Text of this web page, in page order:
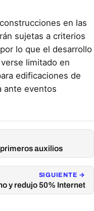
en las
sujetas a criterios
lo que el desarrollo
limitado en
edificaciones de
ante eventos
auxilios
SIGUIENTE →
y redujo 50% Internet